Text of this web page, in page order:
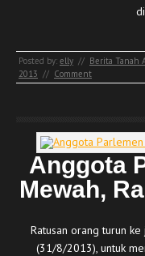
Posted by: elly // Berita Tanah
2013 // Comment
Anggota
Mewah,
Ratusan orang turun
(31/8/2013), untuk